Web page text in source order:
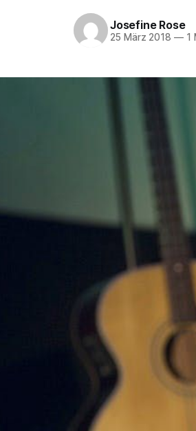
Josefine Rose
25 März 2018 —1